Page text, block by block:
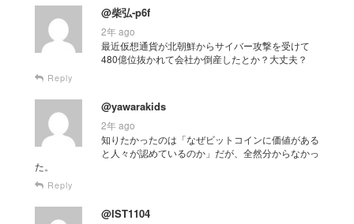
@柴弘-p6f
2年 ago
最近仮想通貨が北朝鮮からサイバー攻撃を受けて
480億位抜かれて会社か倒産したとか？大丈夫？
Reply
@yawarakids
2年 ago
知りたかったのは「なぜビットコインに価値がある
と人々が認めているのか」だが、全然分からなかっ
た。
Reply
@IST1104